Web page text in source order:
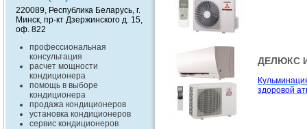
220089, Республика Беларусь, г.
Минск, пр-кт Дзержинского д. 15,
оф. 822
профессиональная
консультация
расчет мощности
кондиционера
помощь в выборе
кондиционера
продажа кондиционеров
установка кондиционеров
сервис кондиционеров
ДЕЛЮКС
здоровой
Серия